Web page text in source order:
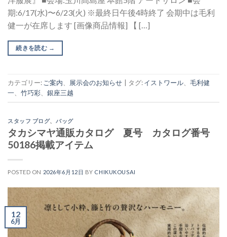
期:6/17(水)〜6/23(火) ※最終日午後4時終了 会期中は毛利
健一が在席します [画像商品情報] 【 […]
続きを読む →
カテゴリー:ご案内、 展示会のお知らせ タグ:イストワール、 毛利健
一、 竹巧彩、 銀座三越
スタッフ ブログ、バッグ
タカシマヤ通販カタログ 夏号 カタログ番号
50186掲載アイテム
POSTED ON 2026年6月12日 BY CHIKUKOUSAI
12
6月